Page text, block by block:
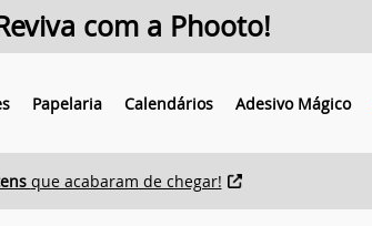
com a Phooto!
Papelaria Calendários Adesivo Mágico
que acabaram de chegar!